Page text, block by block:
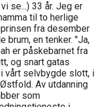
se...) 33 år. Jeg er
til to herlige
fra desember
brum, en tenker. "Ja,
er påskebarnet fra
og snart gatas
vårt selvbygde slott, i
Av utdanning
som